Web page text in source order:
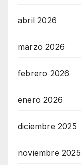
abril 2026
marzo 2026
febrero 2026
enero 2026
diciembre 2025
noviembre 2025